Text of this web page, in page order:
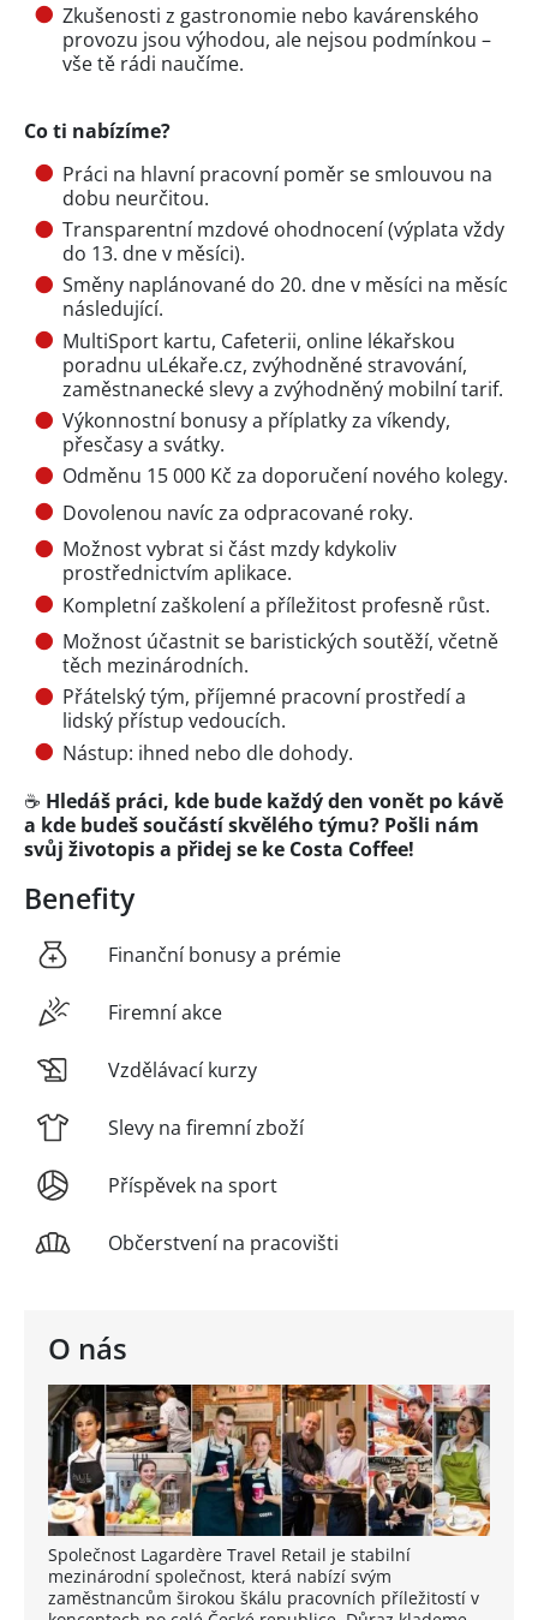
O nás
Společnost Lagardère Travel Retail je stabilní
mezinárodní společnost, která nabízí svým
zaměstnancům širokou škálu pracovních příležitostí v
Zkušenosti z gastronomie nebo kavárenského
provozu jsou výhodou, ale nejsou podmínkou –
vše tě rádi naučíme.
Co ti nabízíme?
Práci na hlavní pracovní poměr se smlouvou na
dobu neurčitou.
Transparentní mzdové ohodnocení (výplata vždy
do 13. dne v měsíci).
Směny naplánované do 20. dne v měsíci na měsíc
následující.
MultiSport kartu, Cafeterii, online lékařskou
poradnu uLékaře.cz, zvýhodněné stravování,
zaměstnanecké slevy a zvýhodněný mobilní tarif.
Výkonnostní bonusy a příplatky za víkendy,
přesčasy a svátky.
Odměnu 15 000 Kč za doporučení nového kolegy.
Dovolenou navíc za odpracované roky.
Možnost vybrat si část mzdy kdykoliv
prostřednictvím aplikace.
Kompletní zaškolení a příležitost profesně růst.
Možnost účastnit se baristických soutěží, včetně
těch mezinárodních.
Přátelský tým, příjemné pracovní prostředí a
lidský přístup vedoucích.
Nástup: ihned nebo dle dohody.
☕ Hledáš práci, kde bude každý den vonět po kávě
a kde budeš součástí skvělého týmu? Pošli nám
svůj životopis a přidej se ke Costa Coffee!
Benefity
Finanční bonusy a prémie
Firemní akce
Vzdělávací kurzy
Slevy na firemní zboží
Příspěvek na sport
Občerstvení na pracovišti